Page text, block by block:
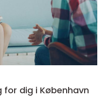
dig i København